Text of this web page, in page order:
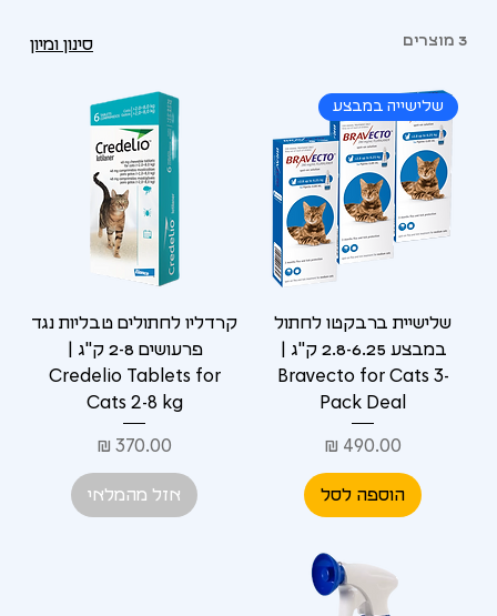
3 מוצרים סינון ומיון
שלישייה במבצע
שלישיית ברבקטו לחתול
במבצע 2.8-6.25 ק"ג |
Bravecto for Cats 3-
Pack Deal
מחיר
הוספה לסל
קרדליו לחתולים טבליות נגד
פרעושים 2-8 ק"ג |
Credelio Tablets for
Cats 2-8 kg
מחיר
אזל מהמלאי